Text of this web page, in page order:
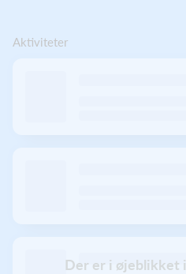
Aktiviteter
Der er i øjeblikket